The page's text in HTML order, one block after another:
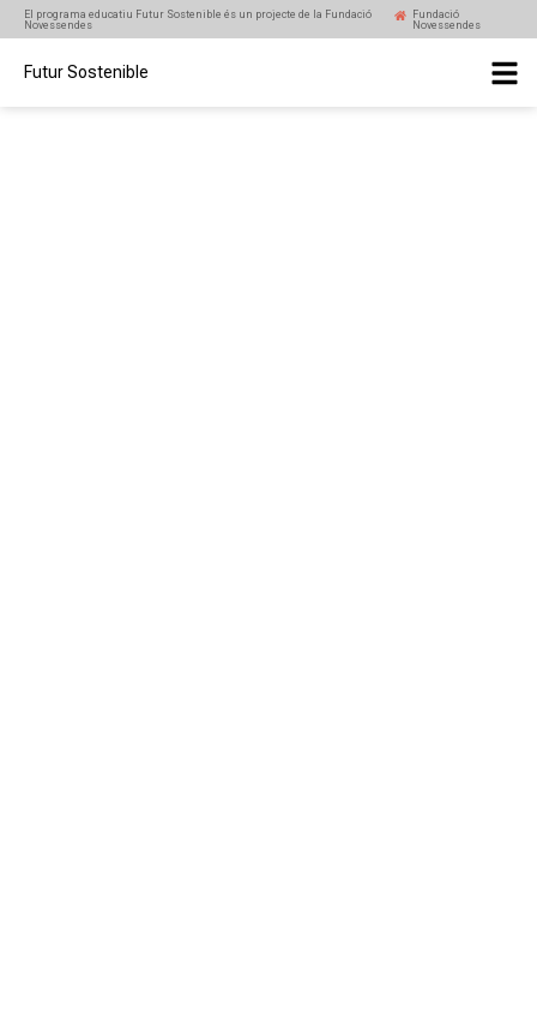
El programa educatiu Futur Sostenible és un projecte de la Fundació
Novessendes
Fundació
Novessendes
Futur Sostenible